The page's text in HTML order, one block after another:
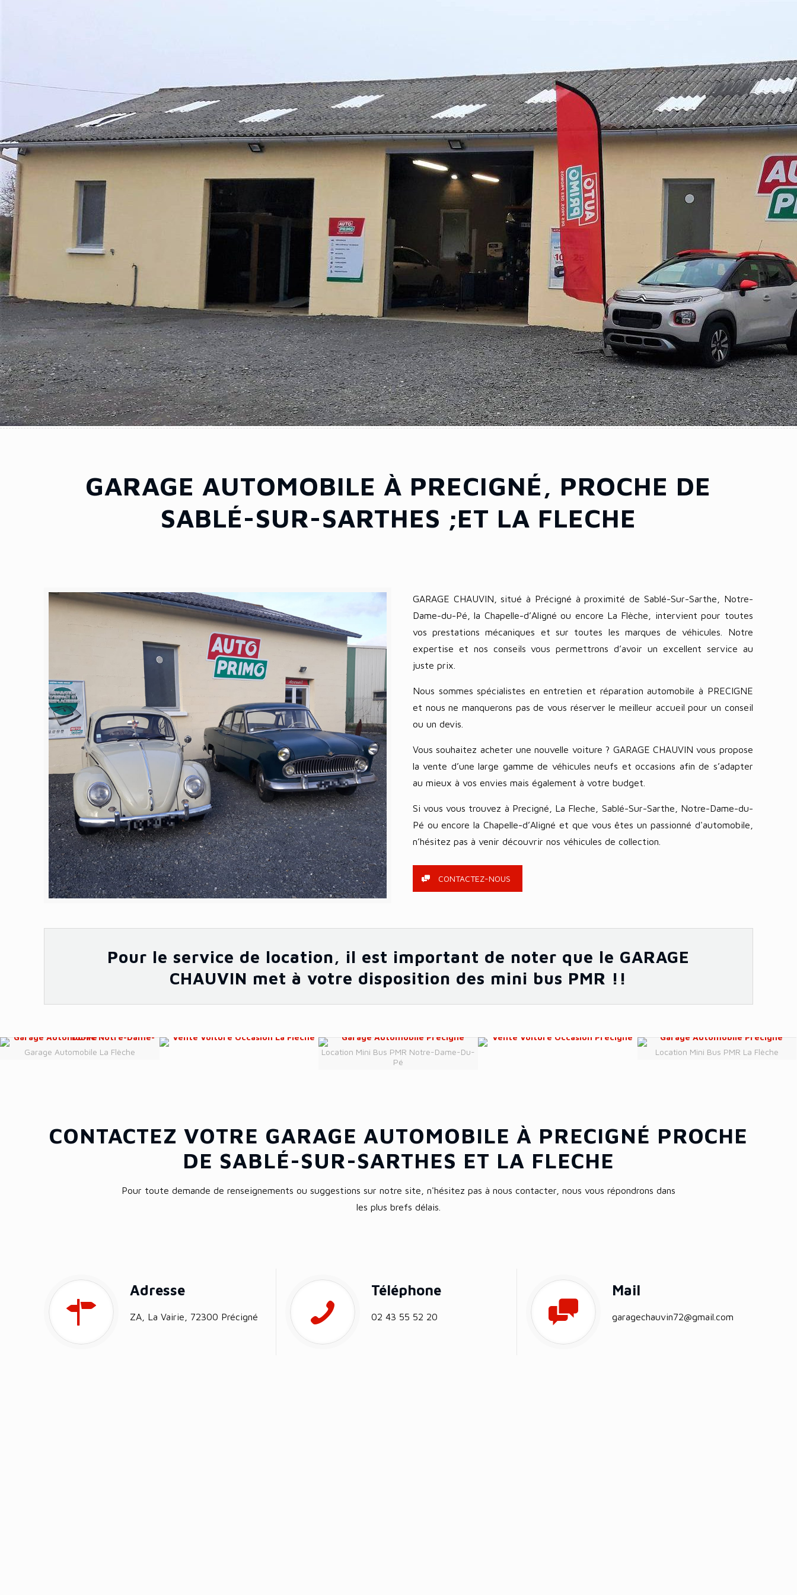
GARAGE AUTOMOBILE À PRECIGNÉ, PROCHE DE
SABLÉ-SUR-SARTHES ;ET LA FLECHE
GARAGE CHAUVIN, situé à Précigné à proximité de Sablé-Sur-Sarthe, Notre-
Dame-du-Pé, la Chapelle-d’Aligné ou encore La Flèche, intervient pour toutes
vos prestations mécaniques et sur toutes les marques de véhicules. Notre
expertise et nos conseils vous permettrons d’avoir un excellent service au
juste prix.
Nous sommes spécialistes en entretien et réparation automobile à PRECIGNE
et nous ne manquerons pas de vous réserver le meilleur accueil pour un conseil
ou un devis.
Vous souhaitez acheter une nouvelle voiture ? GARAGE CHAUVIN vous propose
la vente d’une large gamme de véhicules neufs et occasions afin de s’adapter
au mieux à vos envies mais également à votre budget.
Si vous vous trouvez à Precigné, La Fleche, Sablé-Sur-Sarthe, Notre-Dame-du-
Pé ou encore la Chapelle-d’Aligné et que vous êtes un passionné d'automobile,
n’hésitez pas à venir découvrir nos véhicules de collection.
CONTACTEZ-NOUS
Pour le service de location, il est important de noter que le GARAGE
CHAUVIN met à votre disposition des mini bus PMR !!
Garage Automobile La Flèche
Location Mini Bus PMR Notre-Dame-Du-
Pé
Location Mini Bus PMR La Flèche
CONTACTEZ VOTRE GARAGE AUTOMOBILE À PRECIGNÉ PROCHE
DE SABLÉ-SUR-SARTHES ET LA FLECHE
Pour toute demande de renseignements ou suggestions sur notre site, n'hésitez pas à nous contacter, nous vous répondrons dans
les plus brefs délais.
Adresse
ZA, La Vairie, 72300 Précigné
Téléphone
02 43 55 52 20
Mail
garagechauvin72@gmail.com